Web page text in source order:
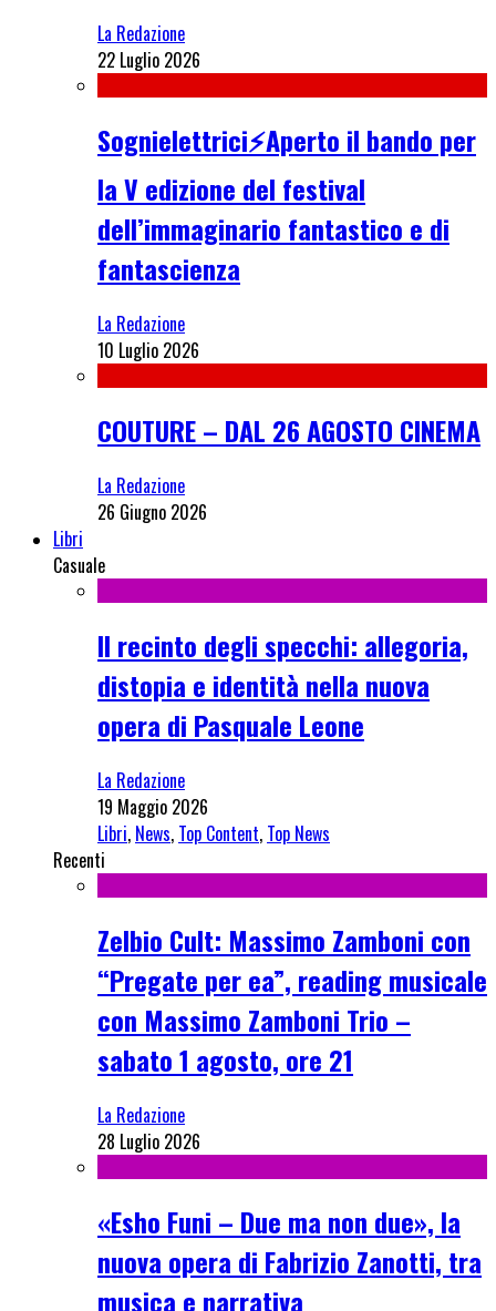
La Redazione
22 Luglio 2026
Sognielettrici⚡Aperto il bando per
la V edizione del festival
dell’immaginario fantastico e di
fantascienza
La Redazione
10 Luglio 2026
COUTURE – DAL 26 AGOSTO CINEMA
La Redazione
26 Giugno 2026
Libri
Casuale
Il recinto degli specchi: allegoria,
distopia e identità nella nuova
opera di Pasquale Leone
La Redazione
19 Maggio 2026
Libri, News, Top Content, Top News
Recenti
Zelbio Cult: Massimo Zamboni con
“Pregate per ea”, reading musicale
con Massimo Zamboni Trio –
sabato 1 agosto, ore 21
La Redazione
28 Luglio 2026
«Esho Funi – Due ma non due», la
nuova opera di Fabrizio Zanotti, tra
musica e narrativa